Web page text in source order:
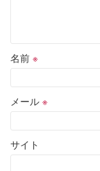
名前 ※
メール ※
サイト